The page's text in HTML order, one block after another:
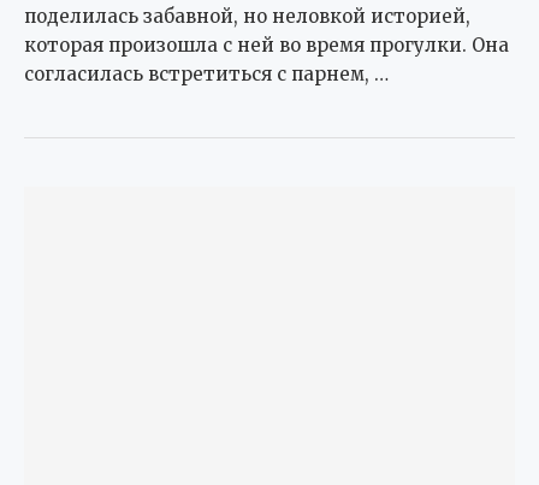
поделилась забавной, но неловкой историей,
которая произошла с ней во время прогулки. Она
согласилась встретиться с парнем, …